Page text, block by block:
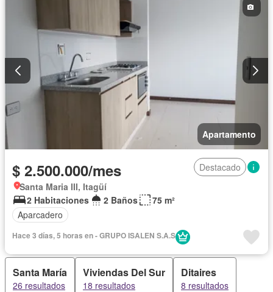
Apartamento
$ 2.500.000/mes
Destacado
Santa Maria III, Itagüí
2 Habitaciones
2 Baños
75 m²
Aparcadero
Hace 3 días, 5 horas en - GRUPO ISALEN S.A.S
Santa María
26 resultados
Viviendas Del Sur
18 resultados
Ditaires
8 resultados